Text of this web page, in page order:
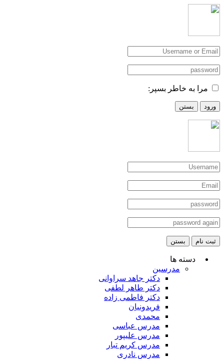
مرا به خاطر بسپر:
ورود بستن
ثبت نام بستن
دسته ها
مدرسین
دکتر جاهد سراوانی
دکتر طاهر لطفی
دکتر فاطمی زاده
فریدونیان
محمدی
مدرس عباسی
مدرس علیپور
مدرس کریم تبار
مدرس نادری